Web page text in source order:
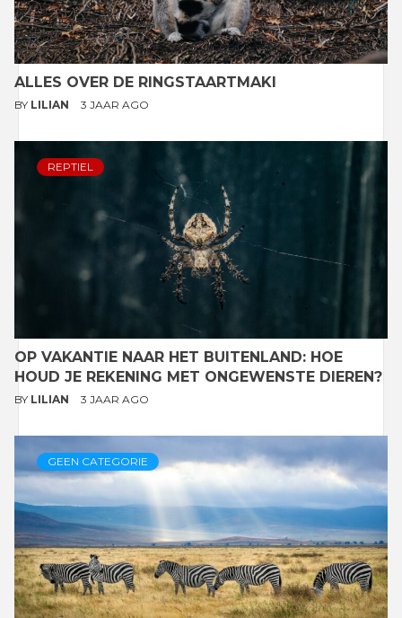
ALLES OVER DE RINGSTAARTMAKI
BY LILIAN 3 JAAR AGO
REPTIEL
OP VAKANTIE NAAR HET BUITENLAND: HOE
HOUD JE REKENING MET ONGEWENSTE DIEREN?
BY LILIAN 3 JAAR AGO
GEEN CATEGORIE